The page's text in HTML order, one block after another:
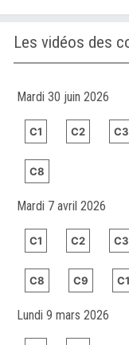
Mardi 30 juin 2026
C1 C2 C3
C8
Mardi 7 avril 2026
C1 C2 C3
C8 C9
Lundi 9 mars 2026